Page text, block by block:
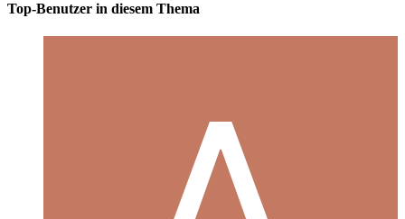
Top-Benutzer in diesem Thema